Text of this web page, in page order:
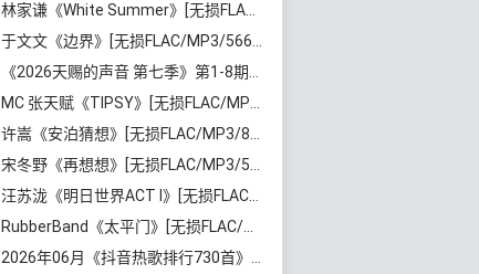
林家谦《White Summer》[无损FLAC/MP3/1.81GB]百度云网盘下载
于文文《边界》[无损FLAC/MP3/566MB]百度云网盘下载
《2026天赐的声音 第七季》第1-8期歌曲[无损FLAC/MP3]百度云网盘下载
MC 张天赋《TIPSY》[无损FLAC/MP3/43MB]百度云网盘下载
许嵩《安泊猜想》[无损FLAC/MP3/801MB]百度云网盘下载
宋冬野《再想想》[无损FLAC/MP3/513MB]百度云网盘下载
汪苏泷《明日世界ACT I》[无损FLAC/MP3/861MB]百度云网盘下载
RubberBand《太平门》[无损FLAC/MP3/50MB]百度云网盘下载
2026年06月《抖音热歌排行730首》最火热门歌曲整理[高品质MP3/320K/5.35GB]百度云网盘下载